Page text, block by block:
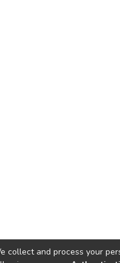
collect and process your